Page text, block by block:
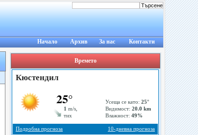
Начало Архив За нас Контакти
Времето